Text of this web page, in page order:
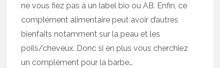
ne vous fiez pas à un label bio ou AB. Enfin, ce
complément alimentaire peut avoir d’autres
bienfaits notamment sur la peau et les
poils/cheveux. Donc si en plus vous cherchiez
un complément pour la barbe…